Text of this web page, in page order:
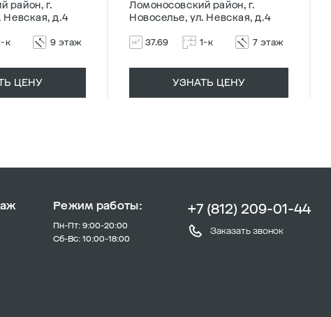
район, г.
Невская, д.4
к 9 этаж
ЦЕНУ
Ломоносовский район, г.
Новоселье, ул. Невская, д.4
37.69 1-к 7 этаж
УЗНАТЬ ЦЕНУ
Режим работы:
Пн-Пт: 9:00-20:00
Сб-Вс: 10:00-18:00
+7 (812) 209-01-44
Заказать звонок